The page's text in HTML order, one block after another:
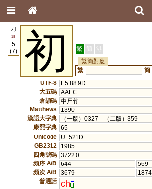
刀
18
5
(7)
初 繁 簡 港
繁簡對應
繁
簡
UTF-8
E5 88 9D
大五碼 AAEC
倉頡碼 中尸竹
Matthews
1390
漢語大字典
（一版）0327；（二版）359
康熙字典 65
Unicode
U+521D
GB2312
1985
四角號碼 3722.0
頻序 A/B
644
569
頻次 A/B
3679
1874
普通話 ch